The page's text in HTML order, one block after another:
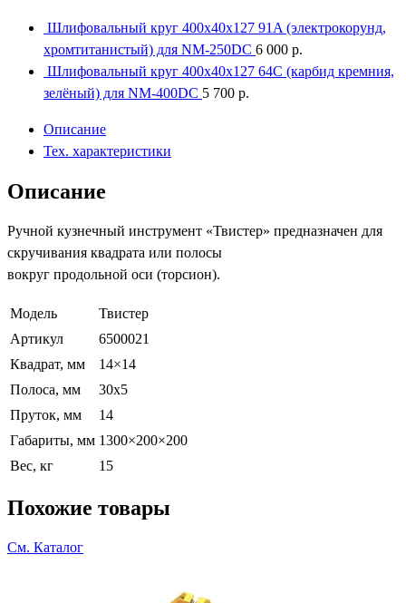
Шлифовальный круг 400x40x127 91A (электрокорунд,
хромтитанистый) для NM-250DC 6 000 р.
Шлифовальный круг 400x40x127 64С (карбид кремния,
зелёный) для NM-400DC 5 700 р.
Описание
Тех. характеристики
Описание
Ручной кузнечный инструмент «Твистер» предназначен для
скручивания квадрата или полосы
вокруг продольной оси (торсион).
Модель
Твистер
Артикул
6500021
Квадрат, мм
14×14
Полоса, мм
30х5
Пруток, мм
14
Габариты, мм 1300×200×200
Вес, кг
15
Похожие товары
См. Каталог